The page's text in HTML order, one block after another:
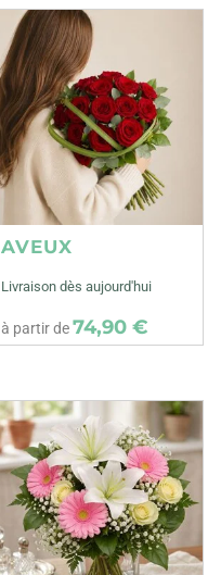
AVEUX
Livraison dès aujourd'hui
à partir de74,90 €